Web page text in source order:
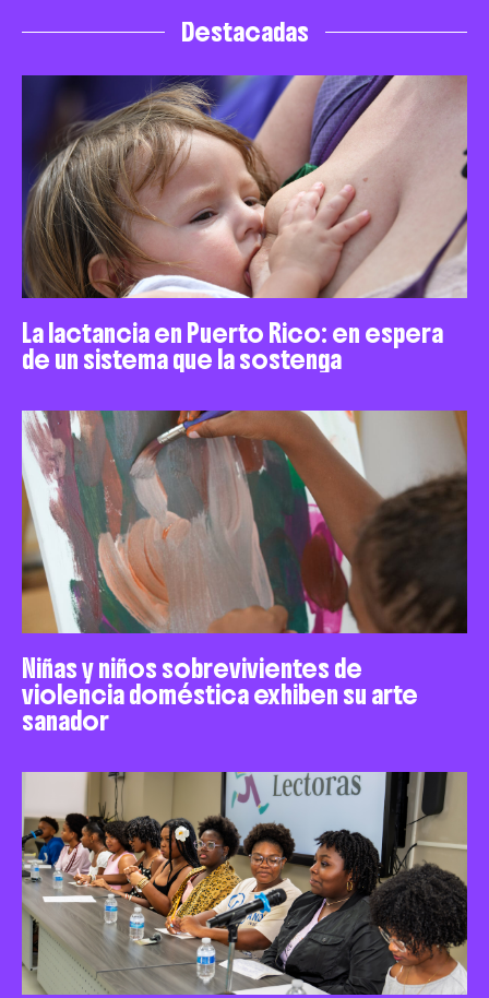
Destacadas
La lactancia en Puerto Rico: en espera
de un sistema que la sostenga
Niñas y niños sobrevivientes de
violencia doméstica exhiben su arte
sanador